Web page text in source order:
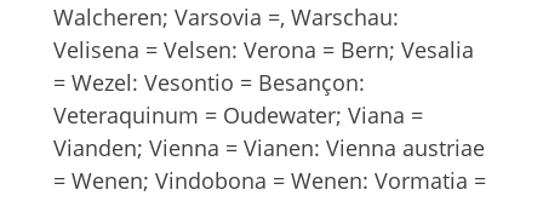
Walcheren; Varsovia =, Warschau:
Velisena = Velsen: Verona = Bern; Vesalia
= Wezel: Vesontio = Besançon:
Veteraquinum = Oudewater; Viana =
Vianden; Vienna = Vianen: Vienna austriae
= Wenen; Vindobona = Wenen: Vormatia =